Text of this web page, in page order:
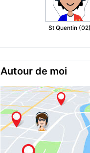
Grenoble (38)
Autour de moi